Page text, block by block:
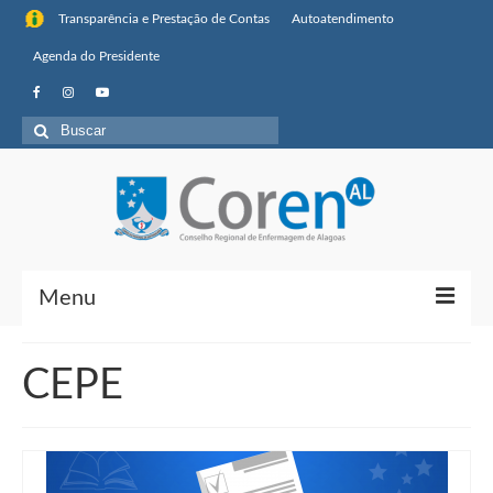
Transparência e Prestação de Contas Autoatendimento
Agenda do Presidente
Buscar
por:
Menu
Sobre o Coren-AL
Missão, visão de futuro e valores
CEPE